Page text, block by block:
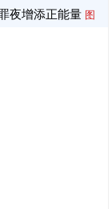
夜增添正能量 图